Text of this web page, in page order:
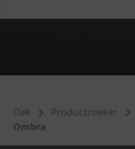
Dak Productzoeker
Ombra